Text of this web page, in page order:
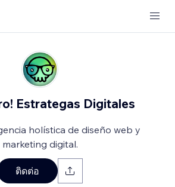
Estrategas Digitales
holística de diseño web y
marketing digital.
ติดต่อ